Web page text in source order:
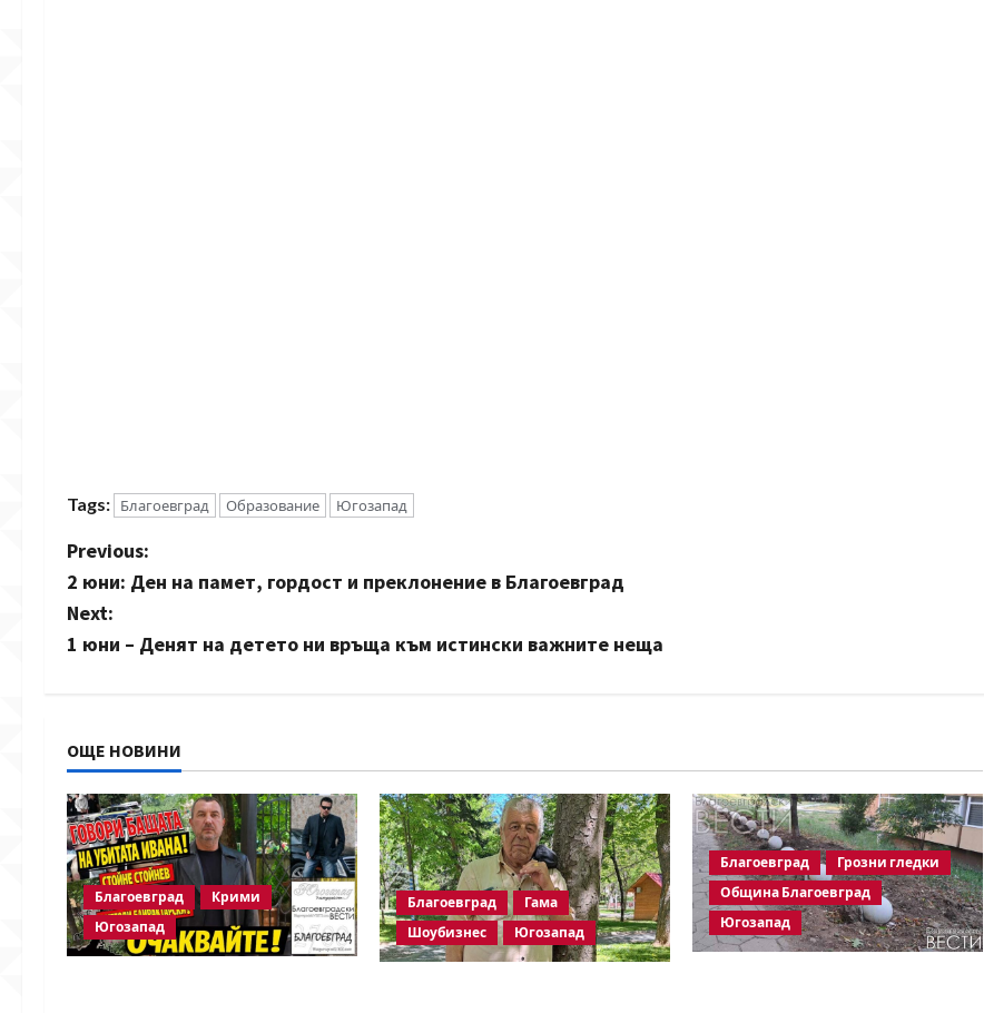
Tags: Благоевград Образование Югозапад
P
o
s
n
a
v
i
g
Previous:
2 юни: Ден на памет, гордост и преклонение в Благоевград
Next:
1 юни – Денят на детето ни връща към истински важните неща
ОЩЕ НОВИНИ
Благоевград
Крими
Югозапад
Благоевград
Гама
Шоубизнес
Югозапад
Благоевград
Грозни гледки
Община Благоевград
Югозапад